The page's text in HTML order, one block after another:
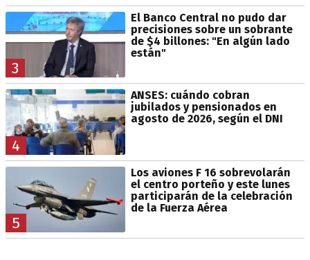
3
El Banco Central no pudo dar
precisiones sobre un sobrante
de $4 billones: "En algún lado
están"
4
ANSES: cuándo cobran
jubilados y pensionados en
agosto de 2026, según el DNI
5
Los aviones F 16 sobrevolarán
el centro porteño y este lunes
participarán de la celebración
de la Fuerza Aérea